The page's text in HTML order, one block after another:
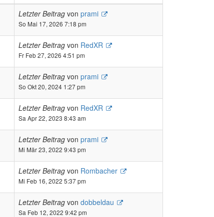
Letzter Beitrag von prami
So Mai 17, 2026 7:18 pm
Letzter Beitrag von RedXR
Fr Feb 27, 2026 4:51 pm
Letzter Beitrag von prami
So Okt 20, 2024 1:27 pm
Letzter Beitrag von RedXR
Sa Apr 22, 2023 8:43 am
Letzter Beitrag von prami
Mi Mär 23, 2022 9:43 pm
Letzter Beitrag von Rombacher
Mi Feb 16, 2022 5:37 pm
Letzter Beitrag von dobbeldau
Sa Feb 12, 2022 9:42 pm